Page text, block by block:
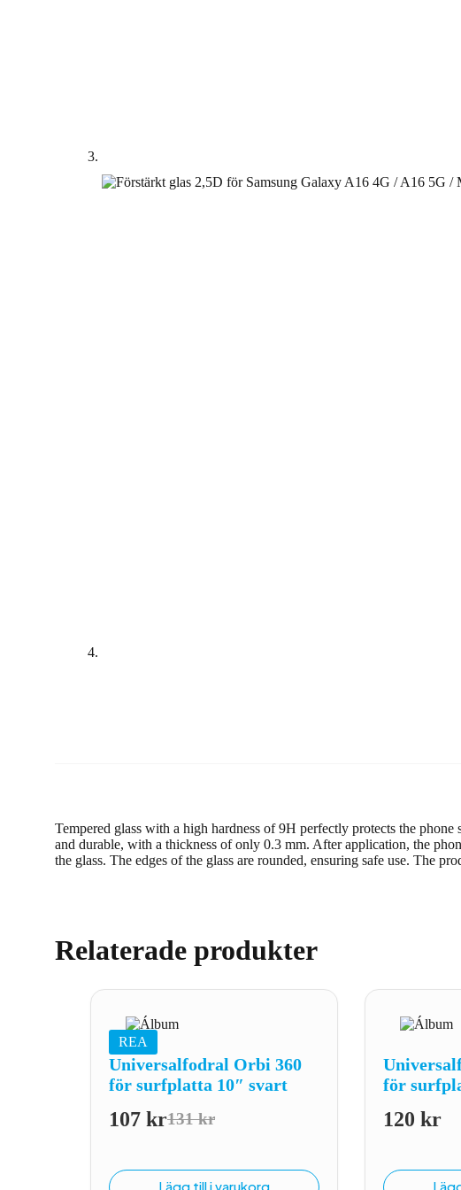
Tempered glass with a high hardness of 9H perfectly protects the
and durable, with a thickness of only 0.3 mm. After application, the
the glass. The edges of the glass are rounded, ensuring safe use. The
Relaterade produkter
REA
Universalfodral Orbi 360
för surfplatta 10″ svart
131kr
Det
priset
107 krDet
priset
Lägg till i varukorg
för
120 kr